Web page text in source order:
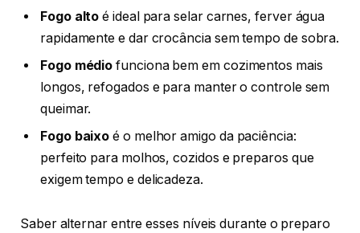
Fogo alto é ideal para selar carnes, ferver água
rapidamente e dar crocância sem tempo de sobra.
Fogo médio funciona bem em cozimentos mais
longos, refogados e para manter o controle sem
queimar.
Fogo baixo é o melhor amigo da paciência:
perfeito para molhos, cozidos e preparos que
exigem tempo e delicadeza.
Saber alternar entre esses níveis durante o preparo